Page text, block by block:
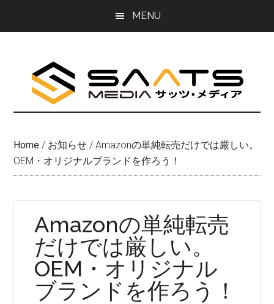
MENU
Home / お知らせ / Amazonの単純転売だけでは厳しい。
OEM・オリジナルブランドを作ろう！
Amazonの単純転売
だけでは厳しい。
OEM・オリジナル
ブランドを作ろう！